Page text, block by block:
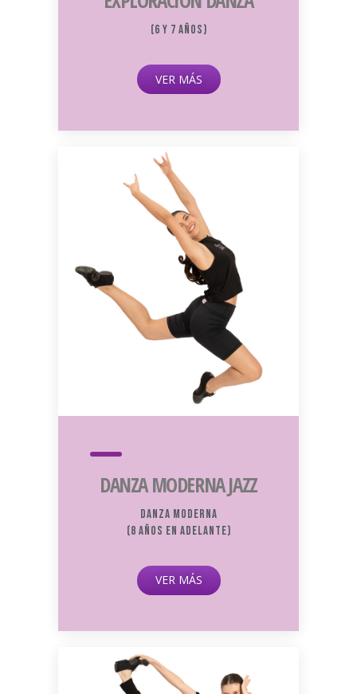
(6 y 7 años)
VER MÁS
DANZA MODERNA JAZZ
Danza Moderna
(8 años en adelante)
VER MÁS